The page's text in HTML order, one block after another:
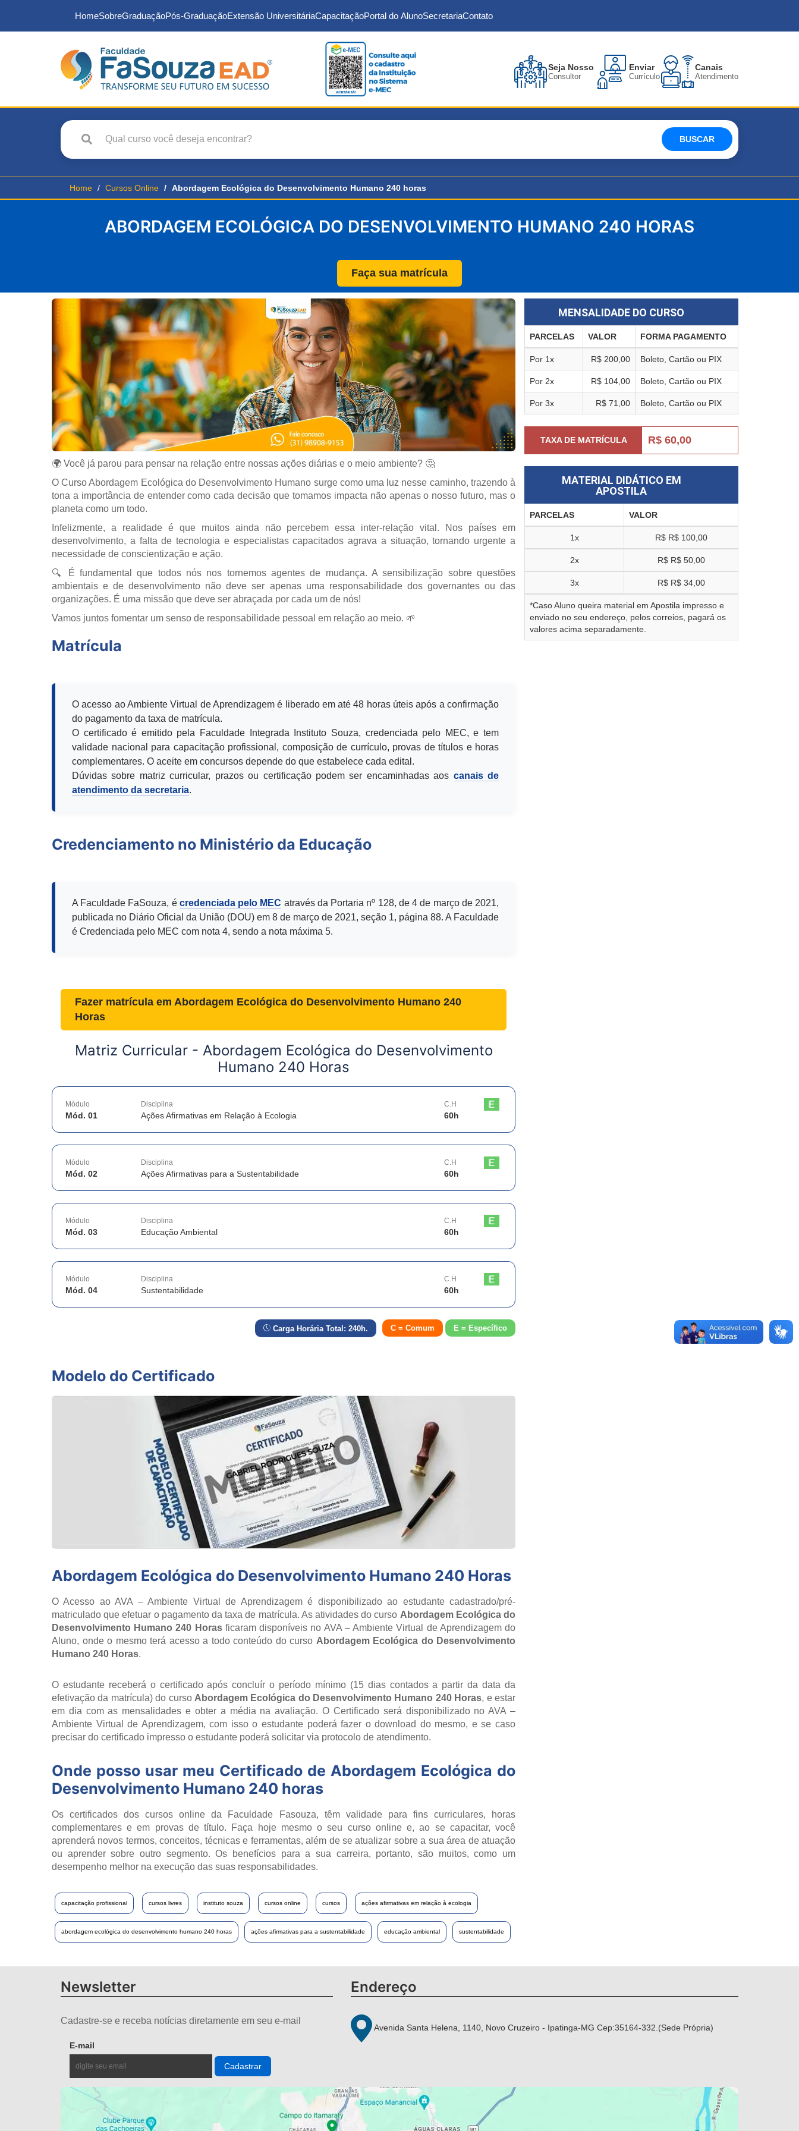
HomeSobreGraduaçãoPós-GraduaçãoExtensão UniversitáriaCapacitaçãoPortal do AlunoSecretariaContato
Seja Nosso
Consultor
Enviar
Currículo
Canais
Atendimento
BUSCAR
Home Cursos Online Abordagem Ecológica do Desenvolvimento Humano 240 horas
ABORDAGEM ECOLÓGICA DO DESENVOLVIMENTO HUMANO 240 HORAS
Faça sua matrícula
🌍 Você já parou para pensar na relação entre nossas ações diárias e o meio ambiente? 🤔
O Curso Abordagem Ecológica do Desenvolvimento Humano surge como uma luz nesse caminho, trazendo à
tona a importância de entender como cada decisão que tomamos impacta não apenas o nosso futuro, mas o
planeta como um todo.
Infelizmente, a realidade é que muitos ainda não percebem essa inter-relação vital. Nos países em
desenvolvimento, a falta de tecnologia e especialistas capacitados agrava a situação, tornando urgente a
necessidade de conscientização e ação.
🔍 É fundamental que todos nós nos tornemos agentes de mudança. A sensibilização sobre questões
ambientais e de desenvolvimento não deve ser apenas uma responsabilidade dos governantes ou das
organizações. É uma missão que deve ser abraçada por cada um de nós!
Vamos juntos fomentar um senso de responsabilidade pessoal em relação ao meio. 🌱
Matrícula
O acesso ao Ambiente Virtual de Aprendizagem é liberado em até 48 horas úteis após a confirmação
do pagamento da taxa de matrícula.
O certificado é emitido pela Faculdade Integrada Instituto Souza, credenciada pelo MEC, e tem
validade nacional para capacitação profissional, composição de currículo, provas de títulos e horas
complementares. O aceite em concursos depende do que estabelece cada edital.
Dúvidas sobre matriz curricular, prazos ou certificação podem ser encaminhadas aos canais de
atendimento da secretaria.
Credenciamento no Ministério da Educação
A Faculdade FaSouza, é credenciada pelo MEC através da Portaria nº 128, de 4 de março de 2021,
publicada no Diário Oficial da União (DOU) em 8 de março de 2021, seção 1, página 88. A Faculdade
é Credenciada pelo MEC com nota 4, sendo a nota máxima 5.
Fazer matrícula em Abordagem Ecológica do Desenvolvimento Humano 240
Horas
Matriz Curricular - Abordagem Ecológica do Desenvolvimento
Humano 240 Horas
Módulo
Mód. 01
Disciplina
Ações Afirmativas em Relação à Ecologia
C.H
60h
Módulo
Mód. 02
Disciplina
Ações Afirmativas para a Sustentabilidade
C.H
60h
Módulo
Mód. 03
Disciplina
Educação Ambiental
C.H
60h
Módulo
Mód. 04
Disciplina
Sustentabilidade
C.H
60h
Carga Horária Total: 240h. C = Comum E = Específico
Modelo do Certificado
Abordagem Ecológica do Desenvolvimento Humano 240 Horas
O Acesso ao AVA – Ambiente Virtual de Aprendizagem é disponibilizado ao estudante cadastrado/pré-
matriculado que efetuar o pagamento da taxa de matrícula. As atividades do curso Abordagem Ecológica do
Desenvolvimento Humano 240 Horasficaram disponíveis no AVA – Ambiente Virtual de Aprendizagem do
Aluno, onde o mesmo terá acesso a todo conteúdo do curso Abordagem Ecológica do Desenvolvimento
Humano 240 Horas.
O estudante receberá o certificado após concluír o período mínimo (15 dias contados a partir da data da
efetivação da matrícula) do curso Abordagem Ecológica do Desenvolvimento Humano 240 Horas, e estar
em dia com as mensalidades e obter a média na avaliação. O Certificado será disponibilizado no AVA –
Ambiente Virtual de Aprendizagem, com isso o estudante poderá fazer o download do mesmo, e se caso
precisar do certificado impresso o estudante poderá solicitar via protocolo de atendimento.
Onde posso usar meu Certificado de Abordagem Ecológica do
Desenvolvimento Humano 240 horas
Os certificados dos cursos online da Faculdade Fasouza, têm validade para fins curriculares, horas
complementares e em provas de título. Faça hoje mesmo o seu curso online e, ao se capacitar, você
aprenderá novos termos, conceitos, técnicas e ferramentas, além de se atualizar sobre a sua área de atuação
ou aprender sobre outro segmento. Os benefícios para a sua carreira, portanto, são muitos, como um
desempenho melhor na execução das suas responsabilidades.
capacitação profissional cursos livres instituto souza cursos online cursos ações afirmativas em relação à ecologia
abordagem ecológica do desenvolvimento humano 240 horas ações afirmativas para a sustentabilidade educação ambiental sustentabilidade
MENSALIDADE DO CURSO
PARCELAS VALOR FORMA PAGAMENTO
Por 1x R$ 200,00 Boleto, Cartão ou PIX
Por 2x R$ 104,00 Boleto, Cartão ou PIX
Por 3x R$ 71,00 Boleto, Cartão ou PIX
TAXA DE MATRÍCULA R$ 60,00
MATERIAL DIDÁTICO EM
APOSTILA
PARCELAS VALOR
1x R$ R$ 100,00
2x R$ R$ 50,00
3x R$ R$ 34,00
*Caso Aluno queira material em Apostila impresso e
enviado no seu endereço, pelos correios, pagará os
valores acima separadamente.
Newsletter
Cadastre-se e receba notícias diretamente em seu e-mail
E-mail
Endereço
Avenida Santa Helena, 1140, Novo Cruzeiro - Ipatinga-MG Cep:35164-332.(Sede Própria)